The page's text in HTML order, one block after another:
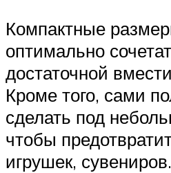
Компактные
оптимально
достаточной
Кроме того, сами
сделать под
чтобы
игрушек, сувениров.